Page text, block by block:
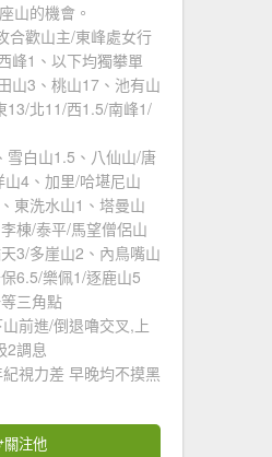
山的機會。
合歡山主/東峰處女行
峰1、以下均獨攀單
山3、桃山17、池有山
13/北11/西1.5/南峰1/
雪白山1.5、八仙山/唐
4、加里/哈堪尼山
東洗水山1、塔曼山
棟/泰平/馬望僧侶山
3/多崖山2、內鳥嘴山
6.5/樂佩1/逐鹿山5
三角點
前進/倒退嚕交叉,上
2調息
視力差 早晚均不摸黑
關注他